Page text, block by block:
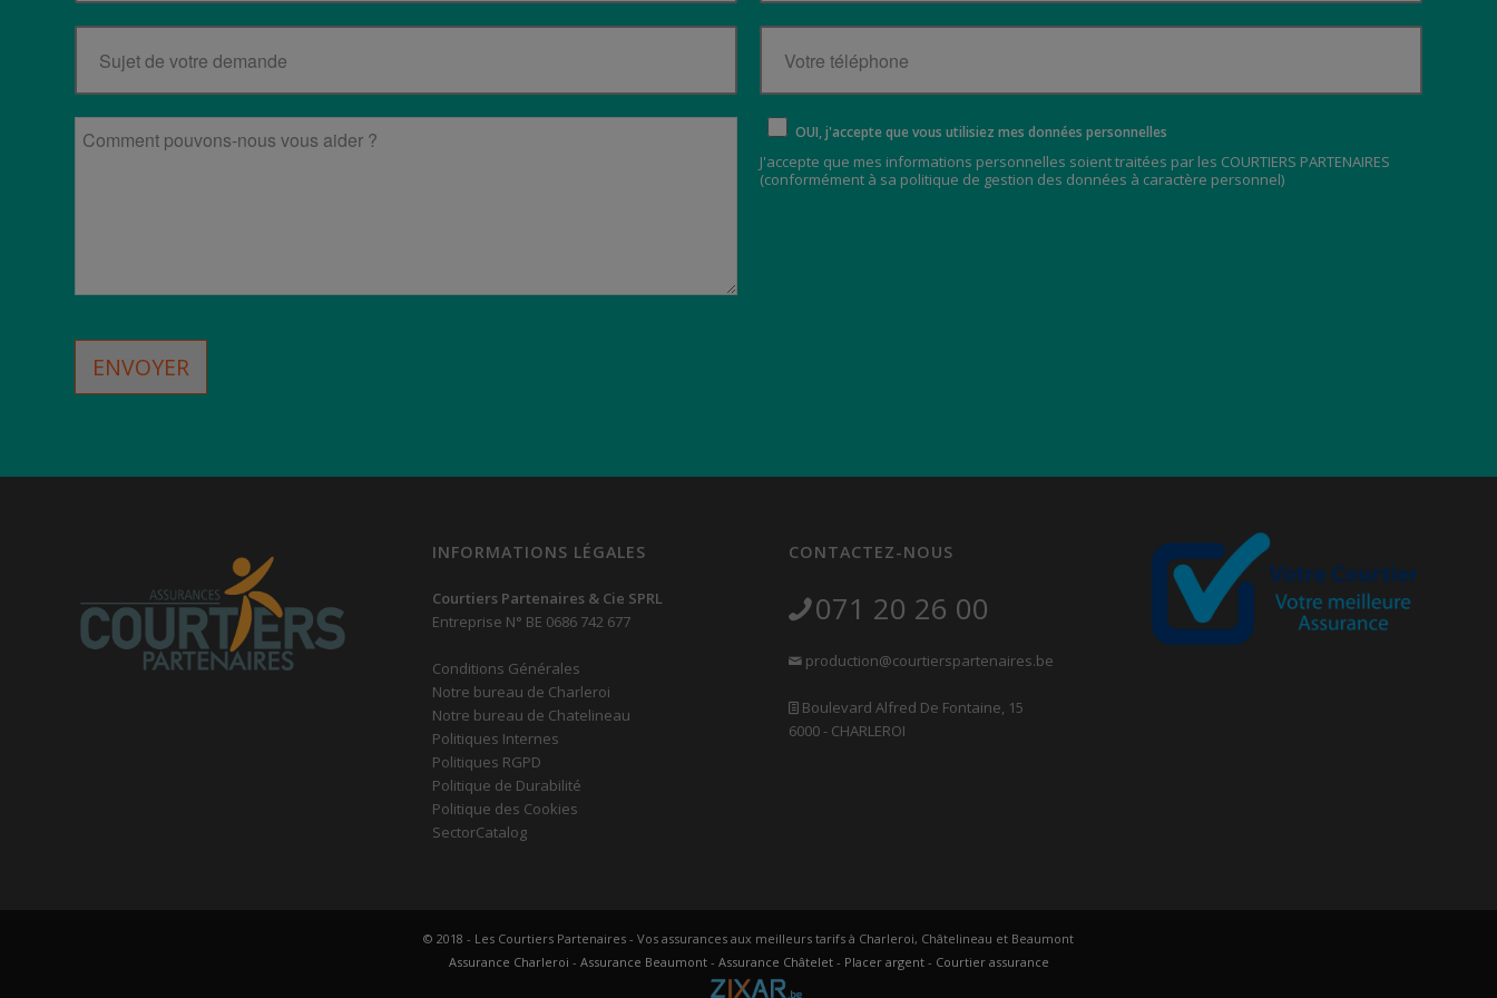
OUI, j'accepte que vous utilisiez mes données personnelles
J'accepte que mes informations personnelles soient traitées par les COURTIERS PARTENAIRES
(conformément à sa politique de gestion des données à caractère personnel)
ENVOYER
INFORMATIONS LÉGALES
Courtiers Partenaires & Cie SPRL
Entreprise N° BE 0686 742 677
Conditions Générales
Notre bureau de Charleroi
Notre bureau de Chatelineau
Politiques Internes
Politiques RGPD
Politique de Durabilité
Politique des Cookies
SectorCatalog
CONTACTEZ-NOUS
071 20 26 00
production@courtierspartenaires.be
Boulevard Alfred De Fontaine, 15
6000 - CHARLEROI
© 2018 - Les Courtiers Partenaires - Vos assurances aux meilleurs tarifs à Charleroi, Châtelineau et Beaumont
Assurance Charleroi - Assurance Beaumont- Assurance Châtelet- Placer argent- Courtier assurance